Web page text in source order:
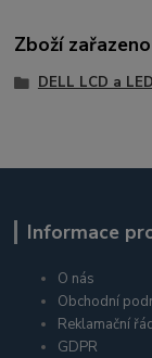
Zboží
DELL LCD a
Informace
O nás
Obchodní
Reklamační
GDPR